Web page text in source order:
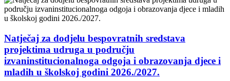
Natječaj za dodjelu bespovratnih sredstava
projektima udruga u području
izvaninstitucionalnoga odgoja i obrazovanja djece i
mladih u školskoj godini 2026./2027.